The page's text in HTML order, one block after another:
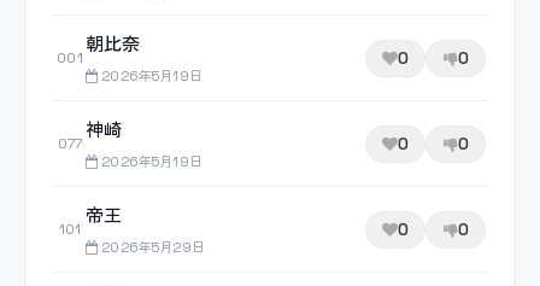
001
朝比奈
2026年5月19日
0 0
077
神崎
2026年5月19日
0 0
101
帝王
2026年5月29日
0 0